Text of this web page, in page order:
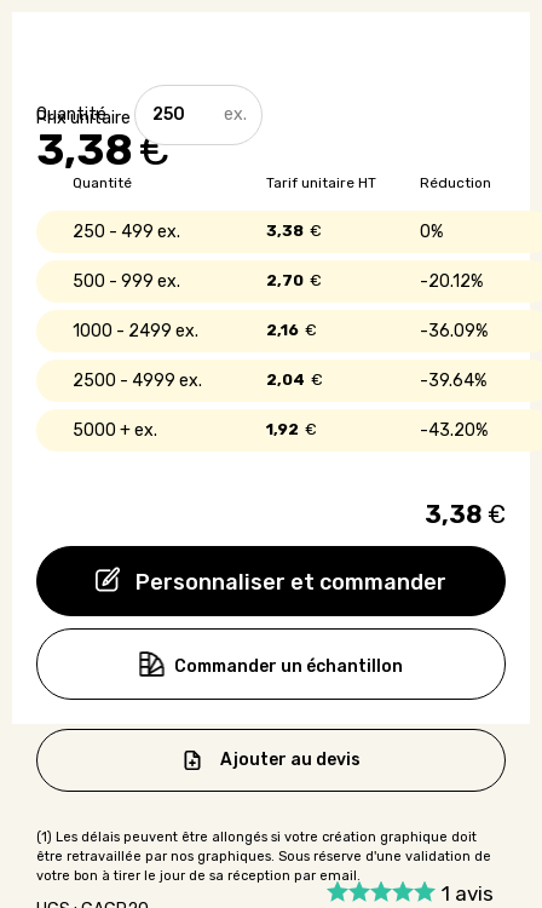
3,38€
Personnaliser et commander
quantité
de
Le
bracelet
à
planter
Quantité Réduction
Tarif unitaire HT
250 - 499 0%
3,38 €
500 - 999 20.12%
2,70 €
1000 - 2499 36.09%
2,16 €
2500 - 4999 39.64%
2,04 €
5000 + 43.20%
1,92 €
3,38 €
Commander un échantillon
1 avis
Ajouter au devis